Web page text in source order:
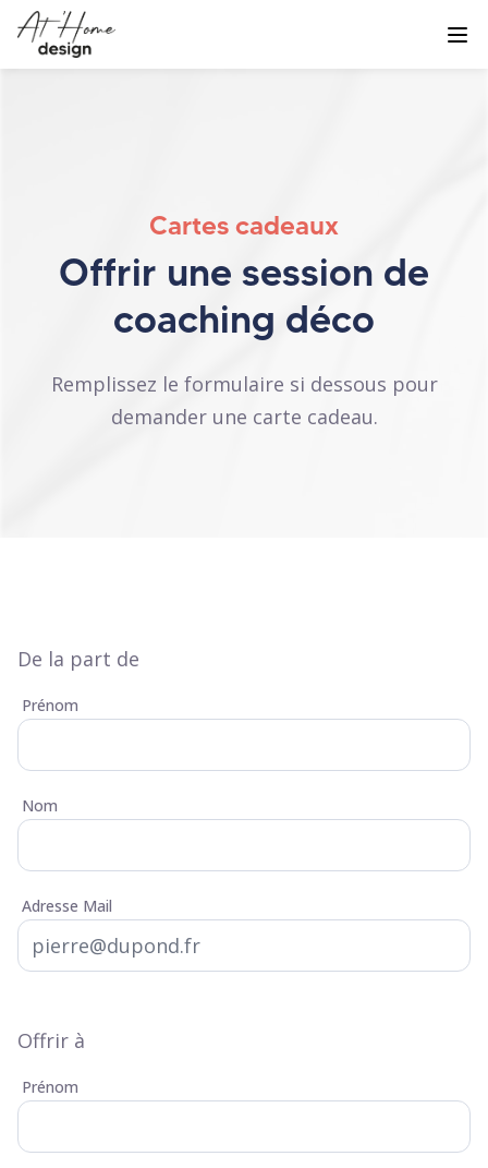
Cartes cadeaux
Offrir une session de
coaching déco
Remplissez le formulaire si dessous pour
demander une carte cadeau.
De la part de
Prénom
Nom
Adresse Mail
Offrir à
Prénom